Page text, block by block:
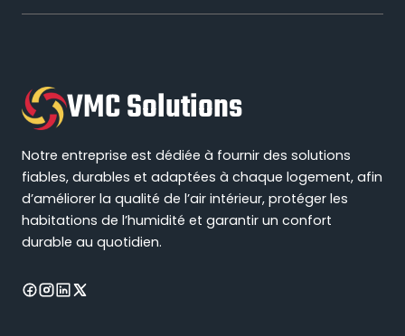
VMC Solutions
Notre entreprise est dédiée à fournir des solutions
fiables, durables et adaptées à chaque logement, afin
d’améliorer la qualité de l’air intérieur, protéger les
habitations de l’humidité et garantir un confort
durable au quotidien.